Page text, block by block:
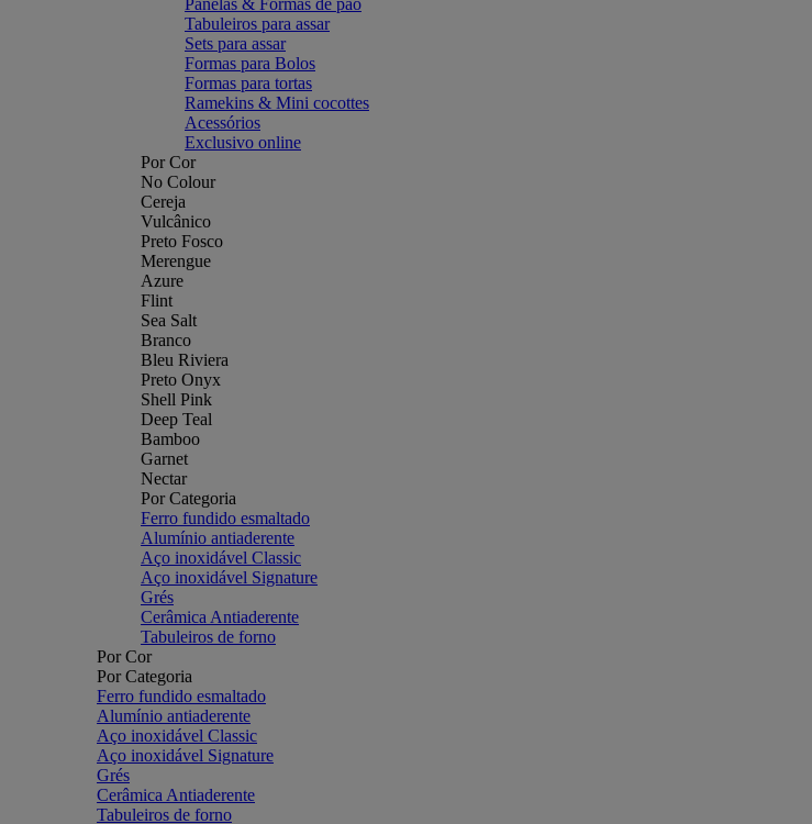
Panelas & Formas de pão
Tabuleiros para assar
Sets para assar
Formas para Bolos
Formas para tortas
Ramekins & Mini cocottes
Acessórios
Exclusivo online
Por Cor
No Colour
Cereja
Vulcânico
Preto Fosco
Merengue
Azure
Flint
Sea Salt
Branco
Bleu Riviera
Preto Onyx
Shell Pink
Deep Teal
Bamboo
Garnet
Nectar
Por Categoria
Ferro fundido esmaltado
Alumínio antiaderente
Aço inoxidável Classic
Aço inoxidável Signature
Grés
Cerâmica Antiaderente
Tabuleiros de forno
Por Cor
Por Categoria
Ferro fundido esmaltado
Alumínio antiaderente
Aço inoxidável Classic
Aço inoxidável Signature
Grés
Cerâmica Antiaderente
Tabuleiros de forno